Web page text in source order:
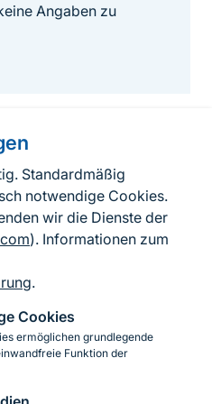
Standardmäßig
notwendige Cookies.
wir die Dienste der
). Informationen zum
.
Cookies
ermöglichen grundlegende
Funktion der
Angaben zu
zum BfN
Barrierefreiheit